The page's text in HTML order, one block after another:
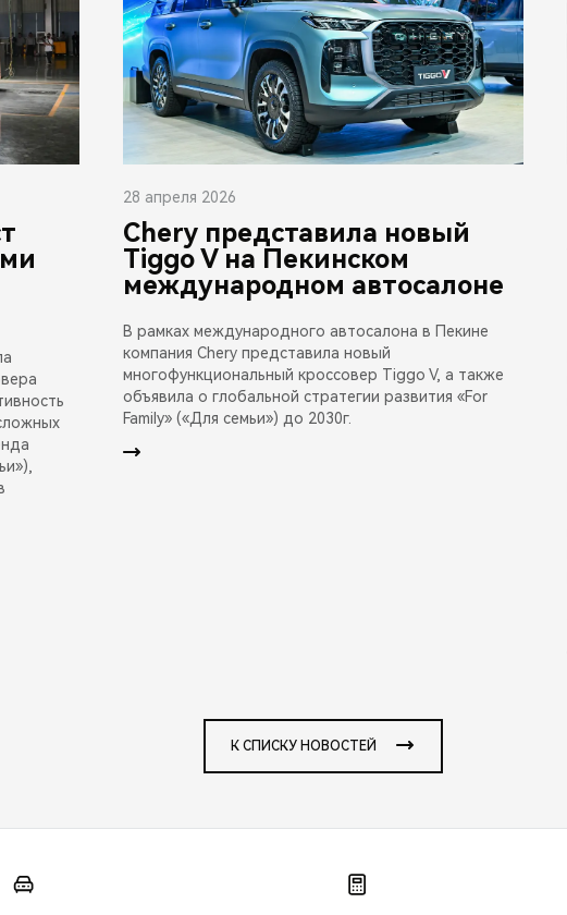
28 апреля 2026
Chery представила новый
Tiggo V на Пекинском
международном автосалоне
В рамках международного автосалона в Пекине
компания Chery представила новый
многофункциональный кроссовер Tiggo V, а также
объявила о глобальной стратегии развития «For
Family» («Для семьи») до 2030г.
К СПИСКУ НОВОСТЕЙ